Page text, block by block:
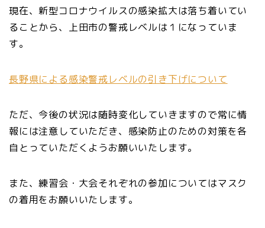
現在、新型コロナウイルスの感染拡大は落ち着いてい
ることから、上田市の警戒レベルは１になっていま
す。
長野県による感染警戒レベルの引き下げについて
ただ、今後の状況は随時変化していきますので常に情
報には注意していただき、感染防止のための対策を各
自とっていただくようお願いいたします。
また、練習会・大会それぞれの参加についてはマスク
の着用をお願いいたします。